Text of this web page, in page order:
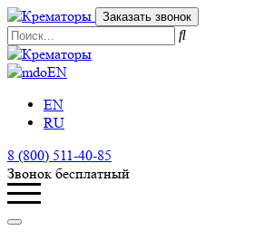
Заказать звонок
EN
EN
RU
8 (800) 511-40-85
Звонок бесплатный